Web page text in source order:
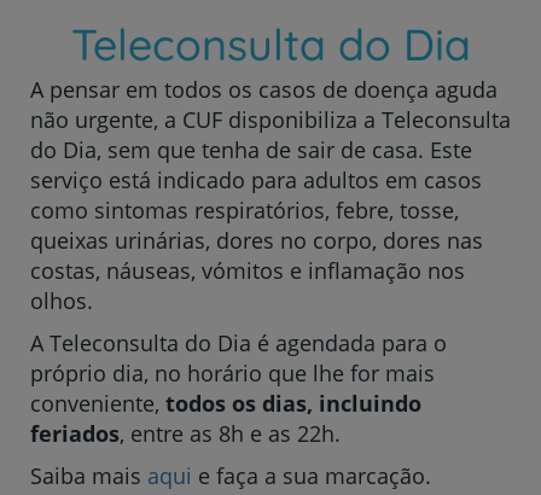
Teleconsulta do Dia
A pensar em todos os casos de doença aguda
não urgente, a CUF disponibiliza a Teleconsulta
do Dia, sem que tenha de sair de casa. Este
serviço está indicado para adultos em casos
como sintomas respiratórios, febre, tosse,
queixas urinárias, dores no corpo, dores nas
costas, náuseas, vómitos e inflamação nos
olhos.
A Teleconsulta do Dia é agendada para o
próprio dia, no horário que lhe for mais
conveniente, todos os dias, incluindo
feriados, entre as 8h e as 22h.
Saiba mais aqui e faça a sua marcação.